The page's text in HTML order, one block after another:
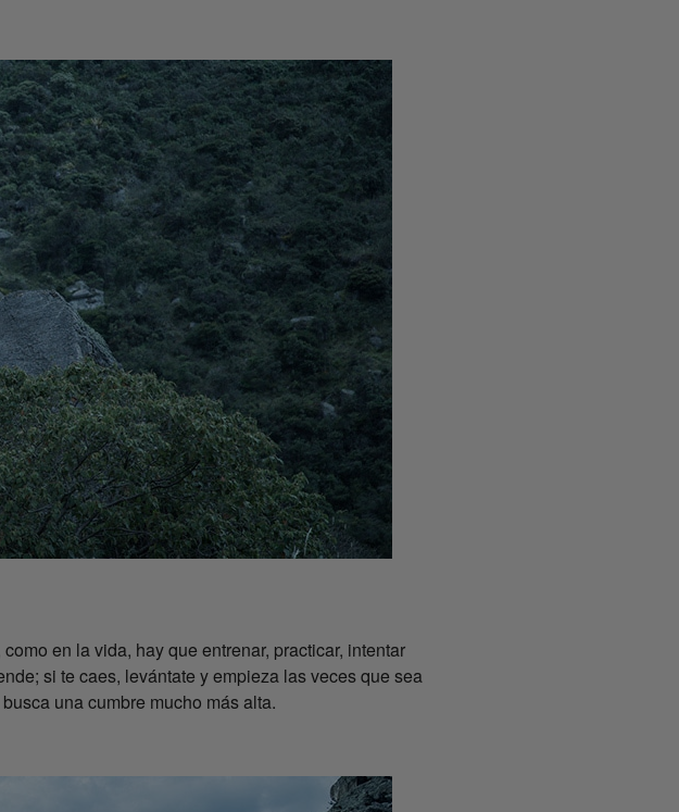
en la vida, hay que entrenar, practicar, intentar
si te caes, levántate y empieza las veces que sea
una cumbre mucho más alta.